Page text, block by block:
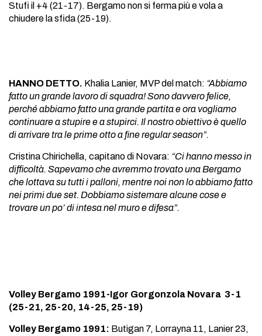
Stufi il +4 (21-17). Bergamo non si ferma più e vola a
chiudere la sfida (25-19).
HANNO DETTO. Khalia Lanier, MVP del match: “Abbiamo
fatto un grande lavoro di squadra! Sono davvero felice,
perché abbiamo fatto una grande partita e ora vogliamo
continuare a stupire e a stupirci. Il nostro obiettivo è quello
di arrivare tra le prime otto a fine regular season”.
Cristina Chirichella, capitano di Novara: “Ci hanno messo in
difficoltà. Sapevamo che avremmo trovato una Bergamo
che lottava su tutti i palloni, mentre noi non lo abbiamo fatto
nei primi due set. Dobbiamo sistemare alcune cose e
trovare un po’ di intesa nel muro e difesa”.
Volley Bergamo 1991-Igor Gorgonzola Novara 3-1
(25-21, 25-20, 14-25, 25-19)
Volley Bergamo 1991: Butigan 7, Lorrayna 11, Lanier 23,